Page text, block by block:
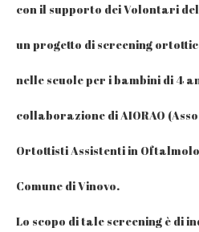
con il supporto dei Volontari
un progetto di screening
nelle scuole per i bambini di 4
collaborazione di AIORAO
Ortottisti Assistenti in
Comune di Vinovo.
Lo scopo di tale screening è di